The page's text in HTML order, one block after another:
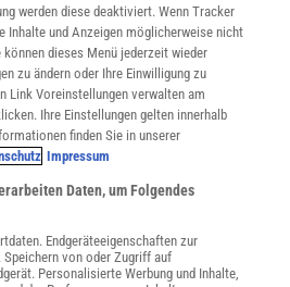
werden diese deaktiviert. Wenn Tracker
Inhalte und Anzeigen möglicherweise nicht
dieses Menü jederzeit wieder
zu ändern oder Ihre Einwilligung zu
Link Voreinstellungen verwalten am
Ihre Einstellungen gelten innerhalb
finden Sie in unserer
Impressum
Daten, um Folgendes
Endgeräteeigenschaften zur
von oder Zugriff auf
Personalisierte Werbung und Inhalte,